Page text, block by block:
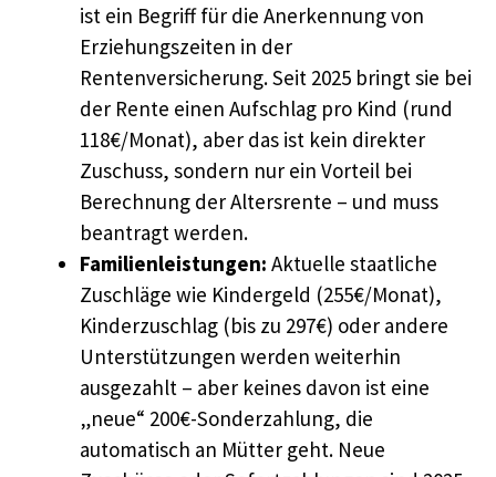
ist ein Begriff für die Anerkennung von
Erziehungszeiten in der
Rentenversicherung. Seit 2025 bringt sie bei
der Rente einen Aufschlag pro Kind (rund
118€/Monat), aber das ist kein direkter
Zuschuss, sondern nur ein Vorteil bei
Berechnung der Altersrente – und muss
beantragt werden.
Familienleistungen: Aktuelle staatliche
Zuschläge wie Kindergeld (255€/Monat),
Kinderzuschlag (bis zu 297€) oder andere
Unterstützungen werden weiterhin
ausgezahlt – aber keines davon ist eine
„neue“ 200€-Sonderzahlung, die
automatisch an Mütter geht. Neue